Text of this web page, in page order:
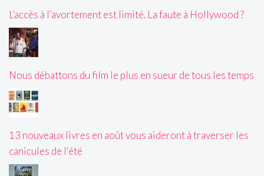
L’accès à l’avortement est limité. La faute à Hollywood ?
Nous débattons du film le plus en sueur de tous les temps
13 nouveaux livres en août vous aideront à traverser les
canicules de l'été